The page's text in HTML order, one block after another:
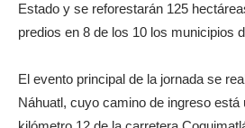
Estado y se reforestarán 125
predios en 8 de los 10 los municipios
El evento principal de la jornada se
Náhuatl, cuyo camino de ingreso está